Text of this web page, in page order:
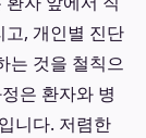
, 개인별 진단
는 것을 철칙으
은 환자와 병
니다. 저렴한